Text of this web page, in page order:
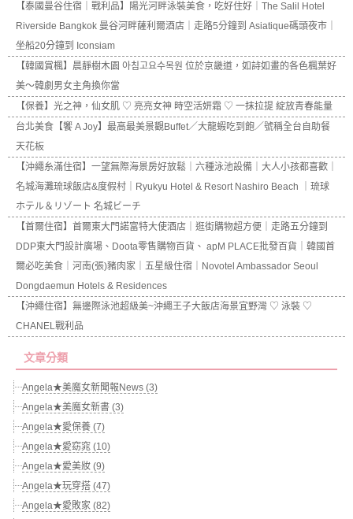
【泰國曼谷住宿｜戰利品】陽光河畔泳裝美食，吃好住好｜The Salil Hotel
Riverside Bangkok 曼谷河畔薩利爾酒店｜走路5分鐘到 Asiatique碼頭夜市｜
坐船20分鐘到 Iconsiam
【韓國賞楓】晨靜樹木園 아침고요수목원 位於京畿道，如詩如畫的各色楓葉好
美～韓劇男女主角換你當
【保養】光之神，仙女肌 ♡ 亮亮女神 時空活妍霜 ♡ 一抹拉提 綻放青春能量
台北美食【饗 A Joy】最高最美景觀Buffet／大龍蝦吃到飽／號稱全台自助餐
天花板
【沖繩糸滿住宿】一望無際海景房好放鬆｜六種泳池設備｜大人小孩都喜歡｜
名城海灘琉球飯店&度假村｜Ryukyu Hotel & Resort Nashiro Beach ｜琉球
ホテル＆リゾート 名城ビーチ
【首爾住宿】首爾東大門諾富特大使酒店｜逛街購物超方便｜走路五分鐘到
DDP東大門設計廣場、Doota零售購物百貨、 apM PLACE批發百貨｜韓國首
爾必吃美食｜河南(張)豬肉家｜五星級住宿｜Novotel Ambassador Seoul
Dongdaemun Hotels & Residences
【沖繩住宿】無邊際泳池超級美~沖繩王子大飯店海景宜野灣 ♡ 泳裝 ♡
CHANEL戰利品
文章分類
Angela★美魔女新聞報News (3)
Angela★美魔女新書 (3)
Angela★愛保養 (7)
Angela★愛窈窕 (10)
Angela★愛美妝 (9)
Angela★玩穿搭 (47)
Angela★愛敗家 (82)